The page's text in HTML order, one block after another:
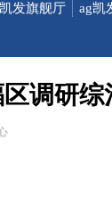
发旗舰厅
ag凯
调研